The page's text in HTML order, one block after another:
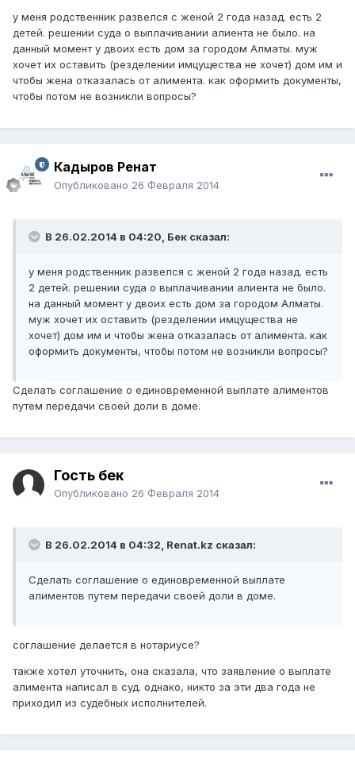
у меня родственник развелся с женой 2 года назад. есть 2
детей. решении суда о выплачивании алиента не было. на
данный момент у двоих есть дом за городом Алматы. муж
хочет их оставить (резделении имцущества не хочет) дом им и
чтобы жена отказалась от алимента. как оформить документы,
чтобы потом не возникли вопросы?
Кадыров Ренат
Опубликовано 26 Февраля 2014
В 26.02.2014 в 04:20, Бек сказал:
у меня родственник развелся с женой 2 года назад. есть
2 детей. решении суда о выплачивании алиента не было.
на данный момент у двоих есть дом за городом Алматы.
муж хочет их оставить (резделении имцущества не
хочет) дом им и чтобы жена отказалась от алимента. как
оформить документы, чтобы потом не возникли вопросы?
Сделать соглашение о единовременной выплате алиментов
путем передачи своей доли в доме.
Гость бек
Опубликовано 26 Февраля 2014
В 26.02.2014 в 04:32, Renat.kz сказал:
Сделать соглашение о единовременной выплате
алиментов путем передачи своей доли в доме.
соглашение делается в нотариусе?
также хотел уточнить, она сказала, что заявление о выплате
алимента написал в суд. однако, никто за эти два года не
приходил из судебных исполнителей.